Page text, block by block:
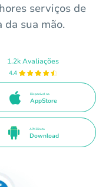
serviços de
da sua mão.
1.2k Avaliações
4.4
Disponível na
AppStore
APK Direto
Download